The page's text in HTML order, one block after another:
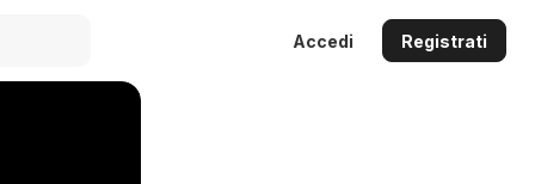
Accedi Registrati